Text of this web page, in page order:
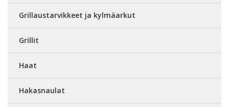
Grillaustarvikkeet ja kylmäarkut
Grillit
Haat
Hakasnaulat